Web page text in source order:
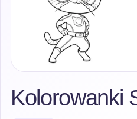
Kolorowanki